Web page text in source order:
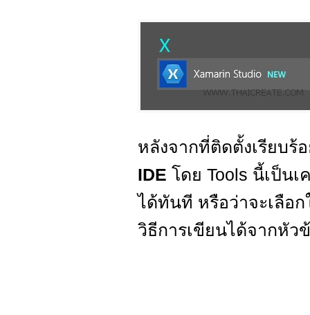
หลังจากที่ติดตั้งเรียบ
IDE โดย Tools นี้เป็น
ได้ทันที หรือว่าจะเลือ
วิธีการเขียนได้จากหัว